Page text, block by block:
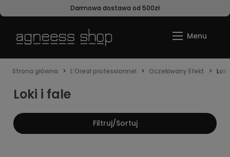
Darmowa dostawa od 500zł
Strona główna L’Oreal professionnel Oczekiwany Efekt
Loki i fale
Filtruj/Sortuj